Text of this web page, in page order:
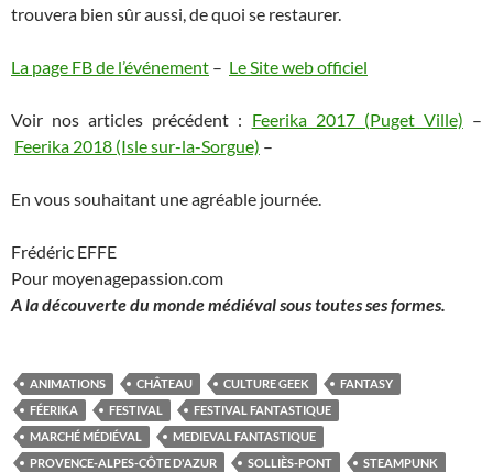
trouvera bien sûr aussi, de quoi se restaurer.
La page FB de l’événement – Le Site web officiel
Voir nos articles précédent : Feerika 2017 (Puget Ville) –
Feerika 2018 (Isle sur-la-Sorgue) –
En vous souhaitant une agréable journée.
Frédéric EFFE
Pour moyenagepassion.com
A la découverte du monde médiéval sous toutes ses formes.
ANIMATIONS CHÂTEAU CULTURE GEEK
FANTASY
FÉERIKA
FESTIVAL
FESTIVAL FANTASTIQUE
MARCHÉ MÉDIÉVAL
MEDIEVAL FANTASTIQUE
PROVENCE-ALPES-CÔTE D'AZUR
SOLLIÈS-PONT
STEAMPUNK